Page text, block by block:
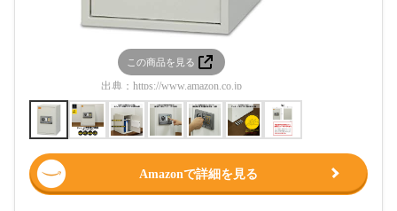
この商品を見る
出典： https://www.amazon.co.jp
Amazonで詳細を見る